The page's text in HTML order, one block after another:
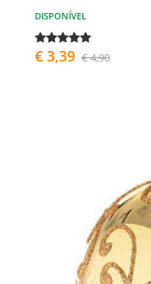
DISPONÍVEL
€ 3,39 € 4,90